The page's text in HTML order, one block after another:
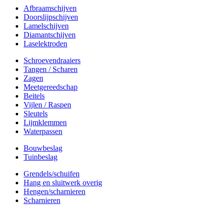
Afbraamschijven
Doorslijpschijven
Lamelschijven
Diamantschijven
Laselektroden
Schroevendraaiers
Tangen / Scharen
Zagen
Meetgereedschap
Beitels
Vijlen / Raspen
Sleutels
Lijmklemmen
Waterpassen
Bouwbeslag
Tuinbeslag
Grendels/schuifen
Hang en sluitwerk overig
Hengen/scharnieren
Scharnieren